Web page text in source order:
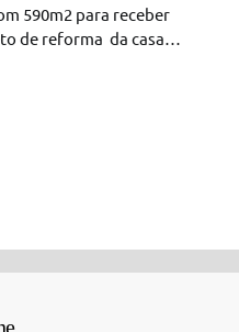
590m2 para receber
de reforma da casa…